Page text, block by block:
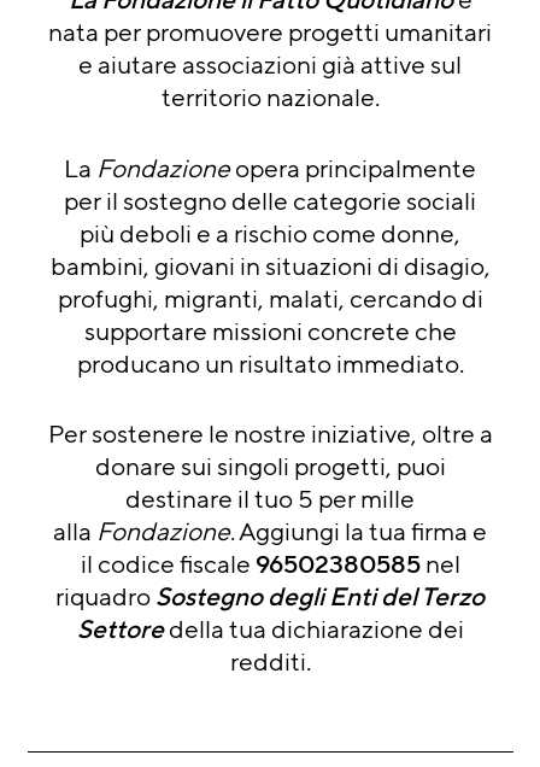
nata per promuovere progetti umanitari
e aiutare associazioni già attive sul
territorio nazionale.
La Fondazioneopera principalmente
per il sostegno delle categorie sociali
più deboli e a rischio come donne,
bambini, giovani in situazioni di disagio,
profughi, migranti, malati, cercando di
supportare missioni concrete che
producano un risultato immediato.
Per sostenere le nostre iniziative, oltre a
donare sui singoli progetti, puoi
destinare il tuo 5 per mille
alla Fondazione. Aggiungi la tua firma e
il codice fiscale 96502380585nel
riquadroSostegno degli Enti del Terzo
Settoredella tua dichiarazione dei
redditi.